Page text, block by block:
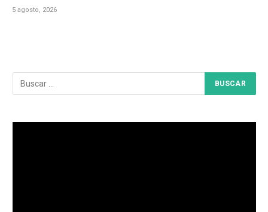
5 agosto, 2026